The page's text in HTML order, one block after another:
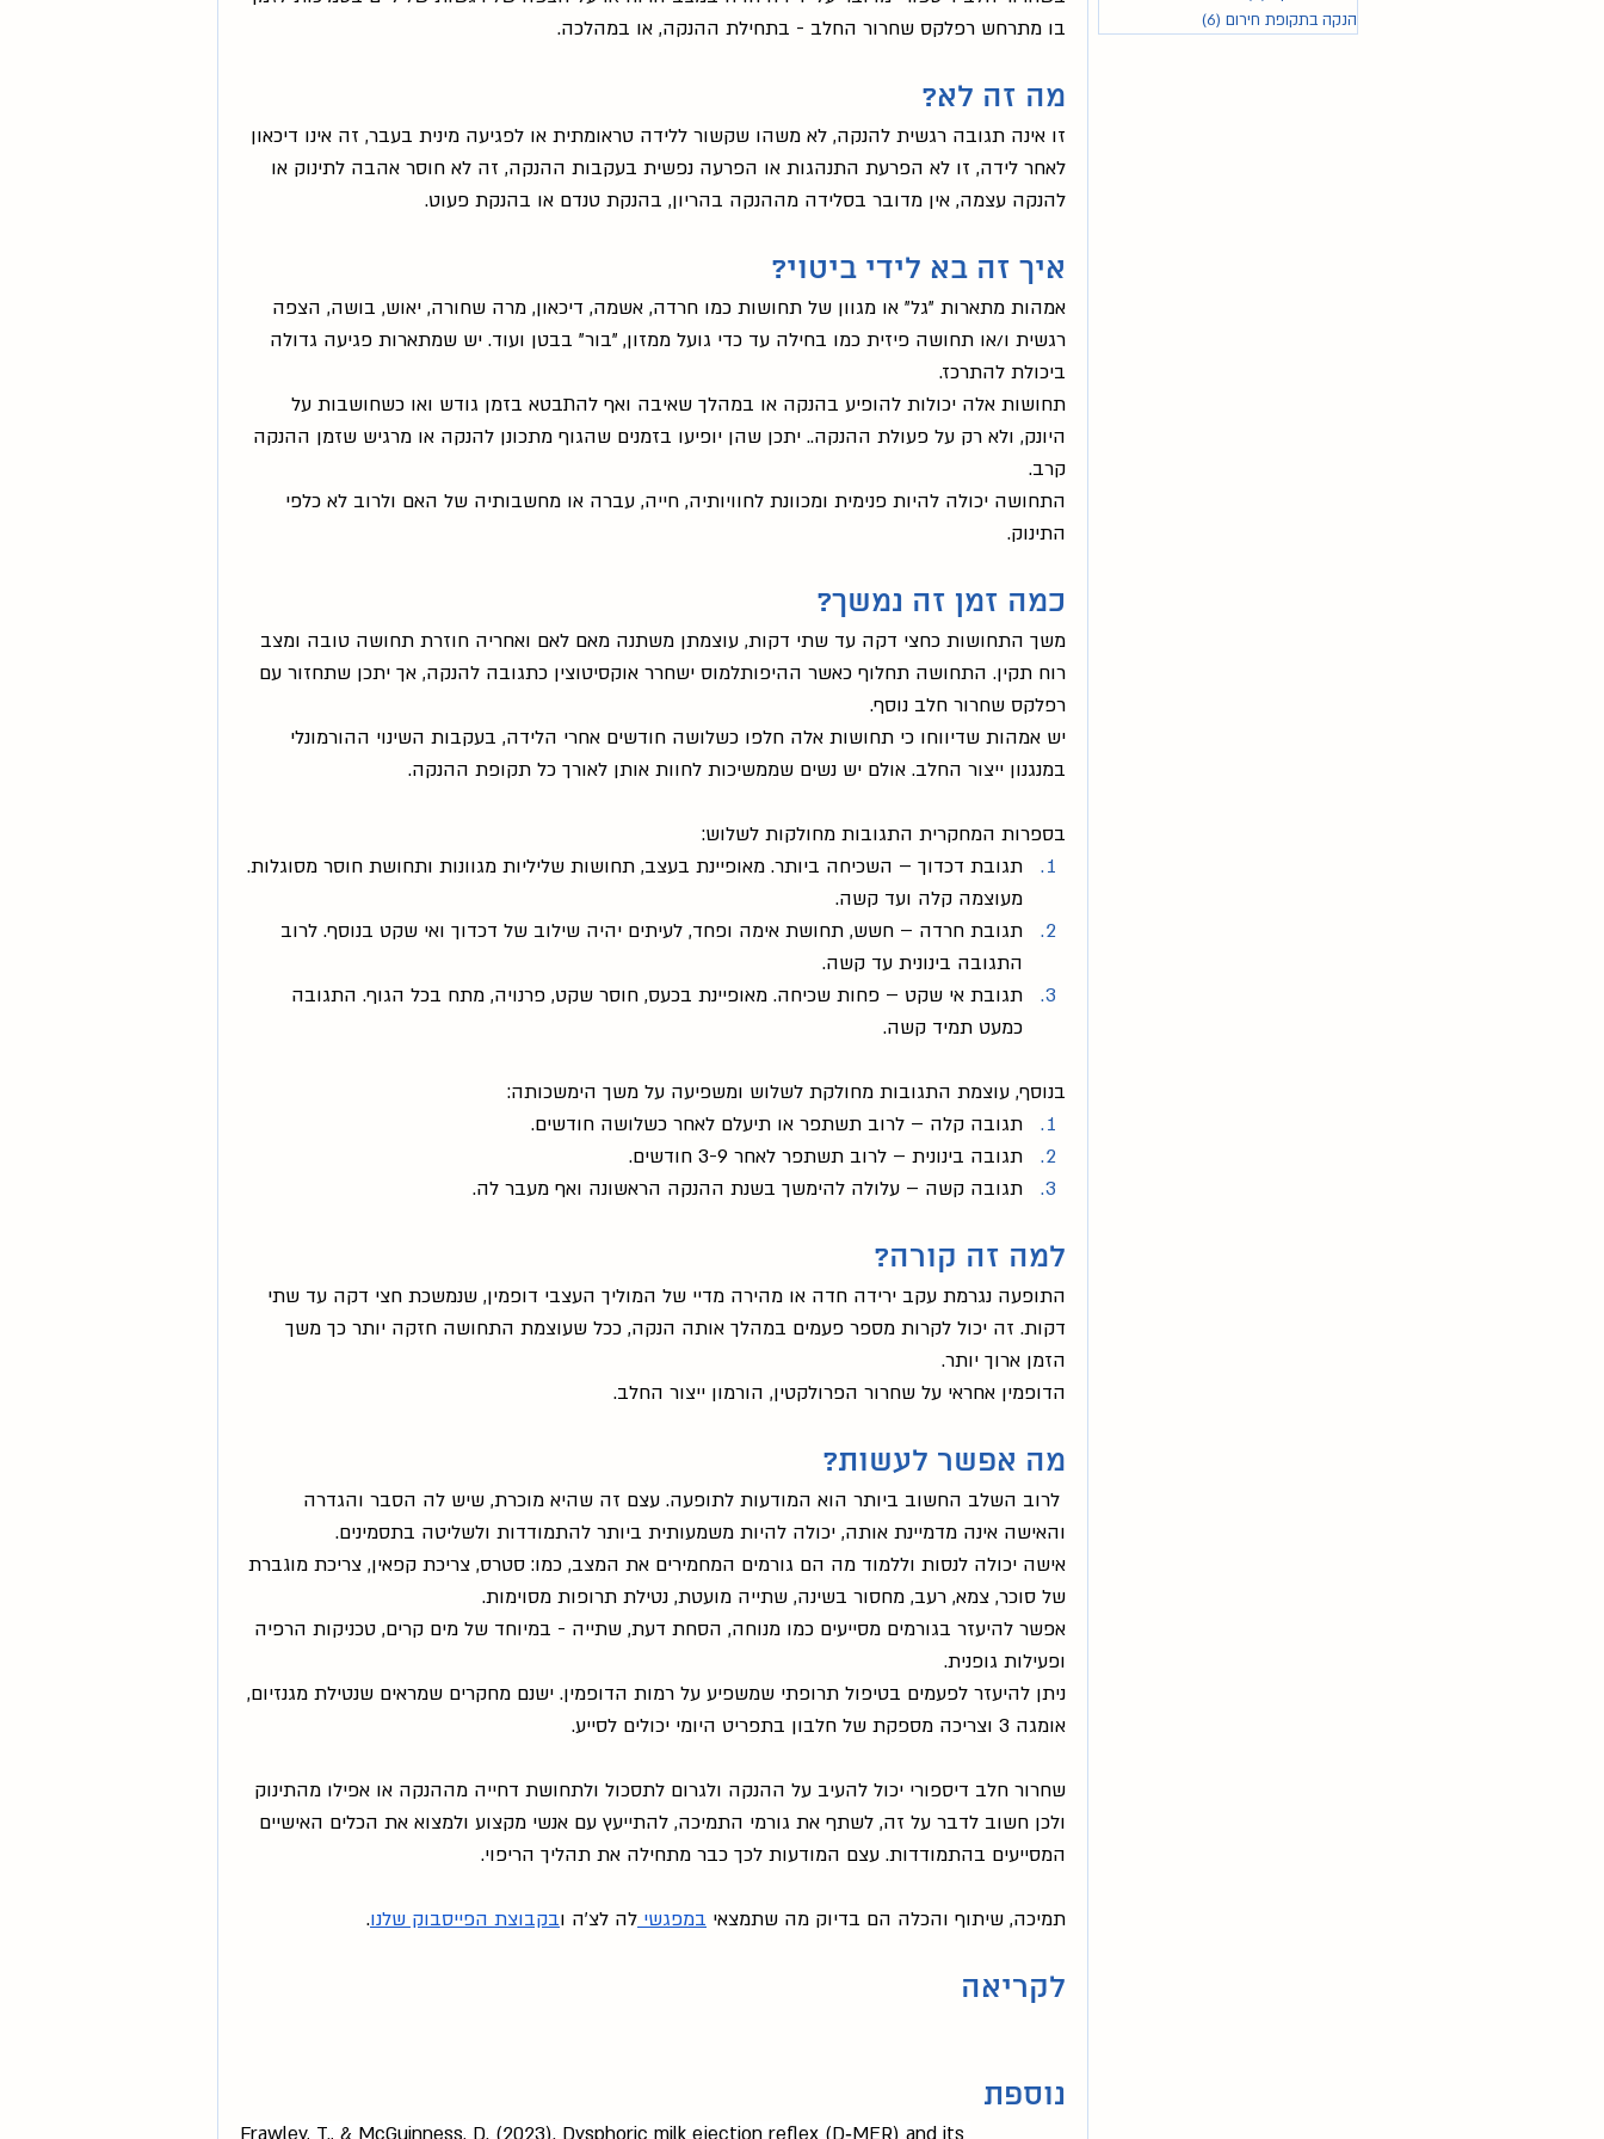
הנקה בתקופת חירום (6)
בו מתרחש רפלקס שחרור החלב - בתחילת ההנקה, או במהלכה.
מה זה לא?
זו אינה תגובה רגשית להנקה, לא משהו שקשור ללידה טראומתית או לפגיעה מינית בעבר, זה אינו דיכאון
לאחר לידה, זו לא הפרעת התנהגות או הפרעה נפשית בעקבות ההנקה, זה לא חוסר אהבה לתינוק או
להנקה עצמה, אין מדובר בסלידה מההנקה בהריון, בהנקת טנדם או בהנקת פעוט.
איך זה בא לידי ביטוי?
אמהות מתארות "גל" או מגוון של תחושות כמו חרדה, אשמה, דיכאון, מרה שחורה, יאוש, בושה, הצפה
רגשית ו/או תחושה פיזית כמו בחילה עד כדי גועל ממזון, "בור" בבטן ועוד. יש שמתארות פגיעה גדולה
ביכולת להתרכז.
תחושות אלה יכולות להופיע בהנקה או במהלך שאיבה ואף להתבטא בזמן גודש ואו כשחושבות על
היונק, ולא רק על פעולת ההנקה.. יתכן שהן יופיעו בזמנים שהגוף מתכונן להנקה או מרגיש שזמן ההנקה
קרב.
התחושה יכולה להיות פנימית ומכוונת לחוויותיה, חייה, עברה או מחשבותיה של האם ולרוב לא כלפי
התינוק.
כמה זמן זה נמשך?
משך התחושות כחצי דקה עד שתי דקות, עוצמתן משתנה מאם לאם ואחריה חוזרת תחושה טובה ומצב
רוח תקין. התחושה תחלוף כאשר ההיפותלמוס ישחרר אוקסיטוצין כתגובה להנקה, אך יתכן שתחזור עם
רפלקס שחרור חלב נוסף.
יש אמהות שדיווחו כי תחושות אלה חלפו כשלושה חודשים אחרי הלידה, בעקבות השינוי ההורמונלי
במנגנון ייצור החלב. אולם יש נשים שממשיכות לחוות אותן לאורך כל תקופת ההנקה.
בספרות המחקרית התגובות מחולקות לשלוש:
תגובת דכדוך – השכיחה ביותר. מאופיינת בעצב, תחושות שליליות מגוונות ותחושת חוסר מסוגלות.
מעוצמה קלה ועד קשה.
תגובת חרדה – חשש, תחושת אימה ופחד, לעיתים יהיה שילוב של דכדוך ואי שקט בנוסף. לרוב
התגובה בינונית עד קשה.
תגובת אי שקט – פחות שכיחה. מאופיינת בכעס, חוסר שקט, פרנויה, מתח בכל הגוף. התגובה
כמעט תמיד קשה.
בנוסף, עוצמת התגובות מחולקת לשלוש ומשפיעה על משך הימשכותה:
תגובה קלה – לרוב תשתפר או תיעלם לאחר כשלושה חודשים.
תגובה בינונית – לרוב תשתפר לאחר 3-9 חודשים.
תגובה קשה – עלולה להימשך בשנת ההנקה הראשונה ואף מעבר לה.
למה זה קורה?
התופעה נגרמת עקב ירידה חדה או מהירה מדיי של המוליך העצבי דופמין, שנמשכת חצי דקה עד שתי
דקות. זה יכול לקרות מספר פעמים במהלך אותה הנקה, ככל שעוצמת התחושה חזקה יותר כך משך
הזמן ארוך יותר.
הדופמין אחראי על שחרור הפרולקטין, הורמון ייצור החלב.
מה אפשר לעשות?
לרוב השלב החשוב ביותר הוא המודעות לתופעה. עצם זה שהיא מוכרת, שיש לה הסבר והגדרה
והאישה אינה מדמיינת אותה, יכולה להיות משמעותית ביותר להתמודדות ולשליטה בתסמינים.
אישה יכולה לנסות וללמוד מה הם גורמים המחמירים את המצב, כמו: סטרס, צריכת קפאין, צריכת מוגברת
של סוכר, צמא, רעב, מחסור בשינה, שתייה מועטת, נטילת תרופות מסוימות.
אפשר להיעזר בגורמים מסייעים כמו מנוחה, הסחת דעת, שתייה - במיוחד של מים קרים, טכניקות הרפיה
ופעילות גופנית.
ניתן להיעזר לפעמים בטיפול תרופתי שמשפיע על רמות הדופמין. ישנם מחקרים שמראים שנטילת מגנזיום,
אומגה 3 וצריכה מספקת של חלבון בתפריט היומי יכולים לסייע.
שחרור חלב דיספורי יכול להעיב על ההנקה ולגרום לתסכול ולתחושת דחייה מההנקה או אפילו מהתינוק
ולכן חשוב לדבר על זה, לשתף את גורמי התמיכה, להתייעץ עם אנשי מקצוע ולמצוא את הכלים האישיים
המסייעים בהתמודדות. עצם המודעות לכך כבר מתחילה את תהליך הריפוי.
תמיכה, שיתוף והכלה הם בדיוק מה שתמצאי במפגשי לה לצ'ה ובקבוצת הפייסבוק שלנו.
לקריאה
נוספת